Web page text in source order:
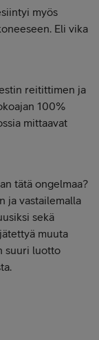
myös
Eli vika
reitittimen ja
100%
mittaavat
tätä ongelmaa?
ja vastailemalla
sekä
muuta
suuri luotto